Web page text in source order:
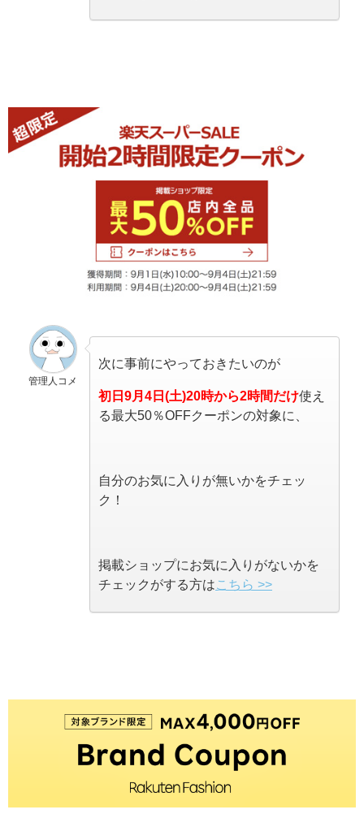
管理人コメ
次に事前にやっておきたいのが
初日9月4日(土)20時から2時間だけ使え
る最大50％OFFクーポンの対象に、
自分のお気に入りが無いかをチェッ
ク！
掲載ショップにお気に入りがないかを
チェックがする方はこちら >>